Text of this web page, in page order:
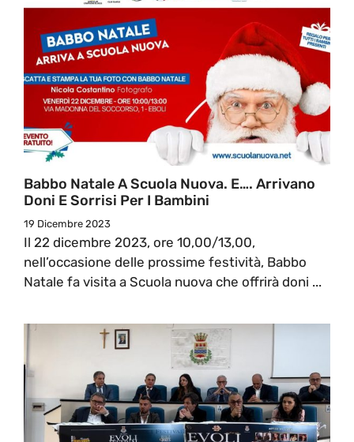
Babbo Natale A Scuola Nuova. E…. Arrivano
Doni E Sorrisi Per I Bambini
19 Dicembre 2023
Il 22 dicembre 2023, ore 10,00/13,00,
nell’occasione delle prossime festività, Babbo
Natale fa visita a Scuola nuova che offrirà doni ...